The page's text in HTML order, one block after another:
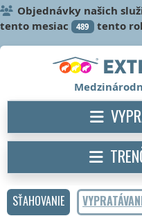
Objednávky našich
tento mesiac 489 tento
SŤAHOVANIE